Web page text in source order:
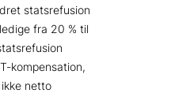
statsrefusion
fra 20 % til
kompensation,
netto